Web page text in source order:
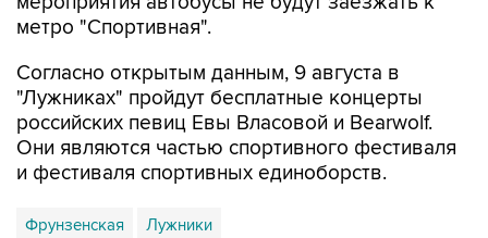
Согласно открытым данным, 9 августа в
российских певиц Евы Власовой и Bearwolf.
Они являются частью спортивного фестиваля
и фестиваля спортивных единоборств.
Фрунзенская Лужники